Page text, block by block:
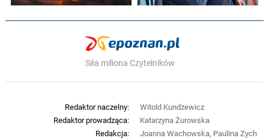
Siła miliona Czytelników
Redaktor naczelny:
Witold Kundzewicz
Redaktor prowadząca:
Katarzyna Żurowska
Redakcja:
Joanna Wachowska, Paulina Zych